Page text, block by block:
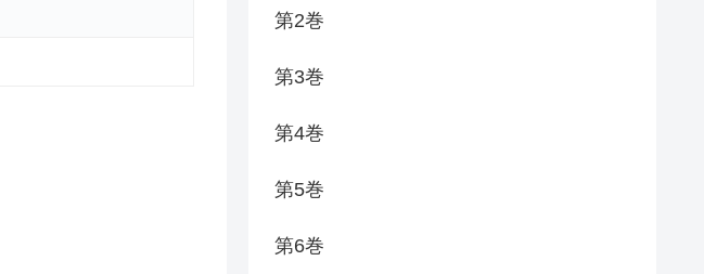
第2巻
第3巻
第4巻
第5巻
第6巻